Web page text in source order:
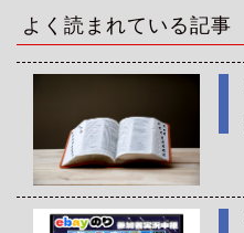
ブ
よく読まれている記事